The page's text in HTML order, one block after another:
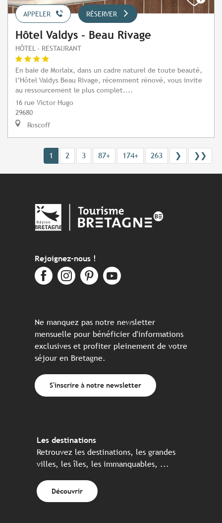
APPELER RÉSERVER
Hôtel Valdys - Beau Rivage
HÔTEL - RESTAURANT
En baie de Morlaix, dans un cadre naturel de toute beauté,
l’Hôtel Valdys Beau Rivage, récemment rénové, vous invite
au ressourcement le plus complet....
16 rue Victor Hugo
29680
Roscoff
1 2 3 87+ 174+ 263 ❯ ❯❯
Rejoignez-nous !
Ne manquez pas notre newsletter
mensuelle pour bénéficier d'informations
exclusives et profiter pleinement de votre
séjour en Bretagne.
S'inscrire à notre newsletter
Les destinations
Retrouvez les destinations, les grandes
villes, les îles, les immanquables, ...
Découvrir